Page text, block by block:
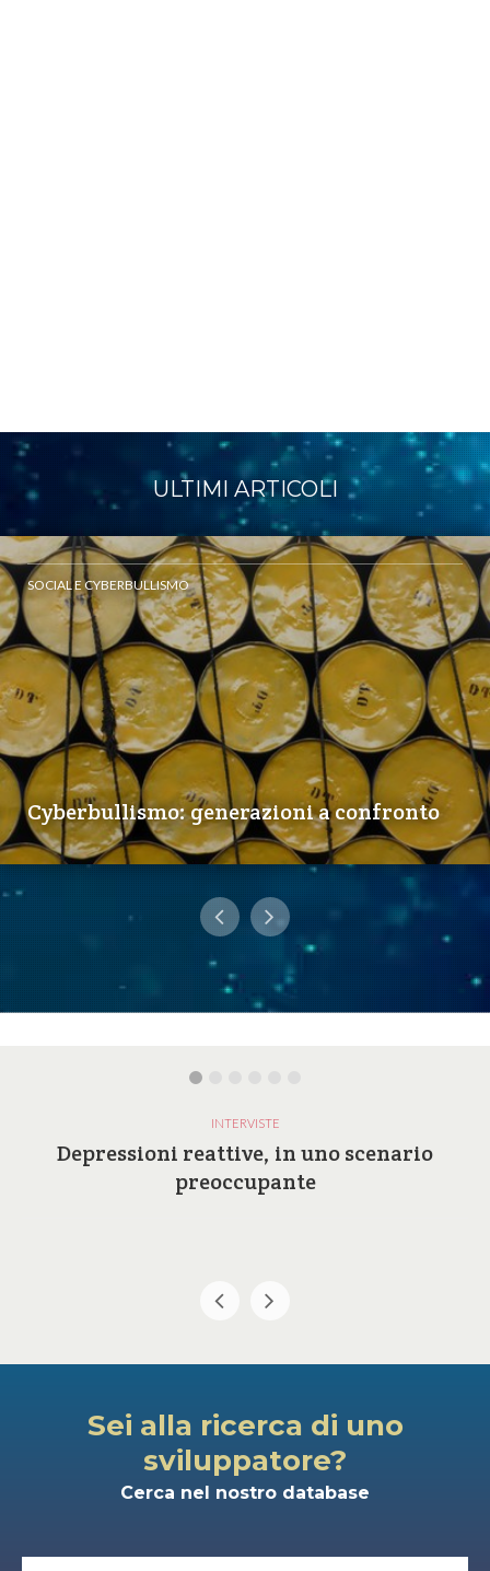
ULTIMI ARTICOLI
SOCIAL E CYBERBULLISMO
Cyberbullismo: generazioni a confronto
INTERVISTE
Depressioni reattive, in uno scenario
preoccupante
Sei alla ricerca di uno
sviluppatore?
Cerca nel nostro database